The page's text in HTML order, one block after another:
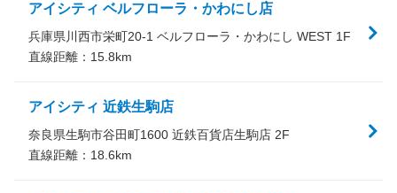
アイシティ ベルフローラ・かわにし店
兵庫県川西市栄町20-1 ベルフローラ・かわにし WEST 1F
直線距離： 15.8km
アイシティ 近鉄生駒店
奈良県生駒市谷田町1600 近鉄百貨店生駒店 2F
直線距離： 18.6km